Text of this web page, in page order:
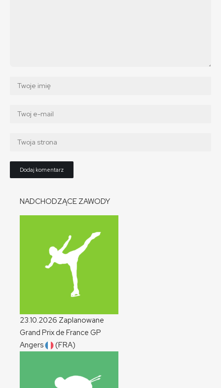
NADCHODZĄCE ZAWODY
23.10.2026 Zaplanowane
Grand Prix de France GP
Angers
(FRA)